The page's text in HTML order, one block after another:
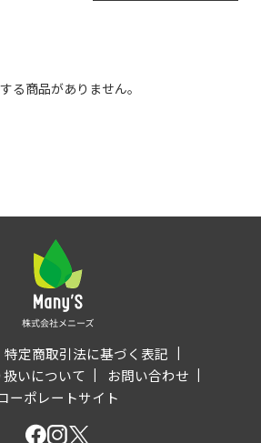
る商品がありません。
特定商取引法に基づく表記
いについて
お問い合わせ
ーポレートサイト